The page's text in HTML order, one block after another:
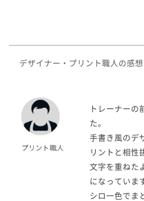
デザイナー・プリント職人の感想
トレーナーの
た。
手書き風のデ
リントと相性
文字を重ねた
になっていま
シロ一色でま